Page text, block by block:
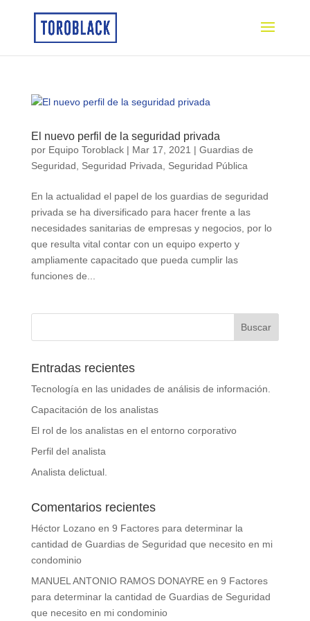
El nuevo perfil de la seguridad privada
por Equipo Toroblack| Mar 17, 2021 | Guardias de
Seguridad
Seguridad Privada Seguridad Pública
En la actualidad el papel de los guardias de seguridad
privada se ha diversificado para hacer frente a las
necesidades sanitarias de empresas y negocios, por lo
que resulta vital contar con un equipo experto y
ampliamente capacitado que pueda cumplir las
funciones de...
Entradas recientes
Tecnología en las unidades de análisis de información.
Capacitación de los analistas
El rol de los analistas en el entorno corporativo
Perfil del analista
Analista delictual.
Comentarios recientes
Héctor Lozanoen 9 Factores para determinar la
cantidad de Guardias de Seguridad que necesito en mi
condominio
MANUEL ANTONIO RAMOS DONAYREen 9 Factores
para determinar la cantidad de Guardias de Seguridad
que necesito en mi condominio